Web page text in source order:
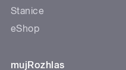
Stanice
eShop
mujRozhlas